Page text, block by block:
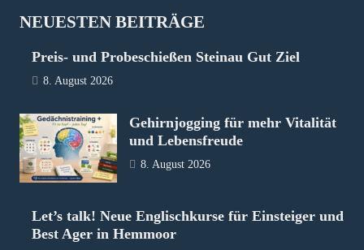
NEUESTEN BEITRÄGE
Preis- und Probeschießen Steinau Gut Ziel
8. August 2026
Gehirnjogging für mehr Vitalität
und Lebensfreude
8. August 2026
Let’s talk! Neue Englischkurse für Einsteiger und
Best Ager in Hemmoor